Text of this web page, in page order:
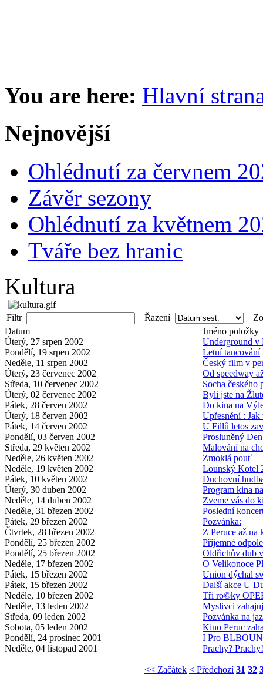
You are here: Hlavní
Nejnovější
Ohlédnutí za červnem
Závěr sezony
Ohlédnutí za květnem
Tváře bez hranic
Kultura
Filtr Řazení
Datum
Jméno položky
Úterý, 27 srpen 2002
Underground v
Pondělí, 19 srpen 2002
Letní tancování
Neděle, 11 srpen 2002
Český film v
Úterý, 23 červenec 2002
Od speedway
Středa, 10 červenec 2002
Socha českého
Úterý, 02 červenec 2002
Byli jste na
Pátek, 28 červen 2002
Do kina na
Úterý, 18 červen 2002
Upřesnění :
Pátek, 14 červen 2002
U Fillů letos
Pondělí, 03 červen 2002
Prosluněný
Středa, 29 květen 2002
Malování na
Neděle, 26 květen 2002
Zmoklá pouť
Neděle, 19 květen 2002
Lounský Kotel
Pátek, 10 květen 2002
Duchovní
Úterý, 30 duben 2002
Program kina
Neděle, 14 duben 2002
Zveme vás do
Neděle, 31 březen 2002
Poslední
Pátek, 29 březen 2002
Pozvánka:
Čtvrtek, 28 březen 2002
Z Peruce až na
Pondělí, 25 březen 2002
Příjemné
Pondělí, 25 březen 2002
Oldřichův dub
Neděle, 17 březen 2002
O Velikonoce
Pátek, 15 březen 2002
Union dýchal
Pátek, 15 březen 2002
Další akce U
Neděle, 10 březen 2002
Tři ro©ky
Neděle, 13 leden 2002
Myslivci
Středa, 09 leden 2002
Pozvánka na
Sobota, 05 leden 2002
Kino Peruc
Pondělí, 24 prosinec 2001
I Pro
Neděle, 04 listopad 2001
Prachy? Prachy!
<< Začátek < Předchozí 31 32